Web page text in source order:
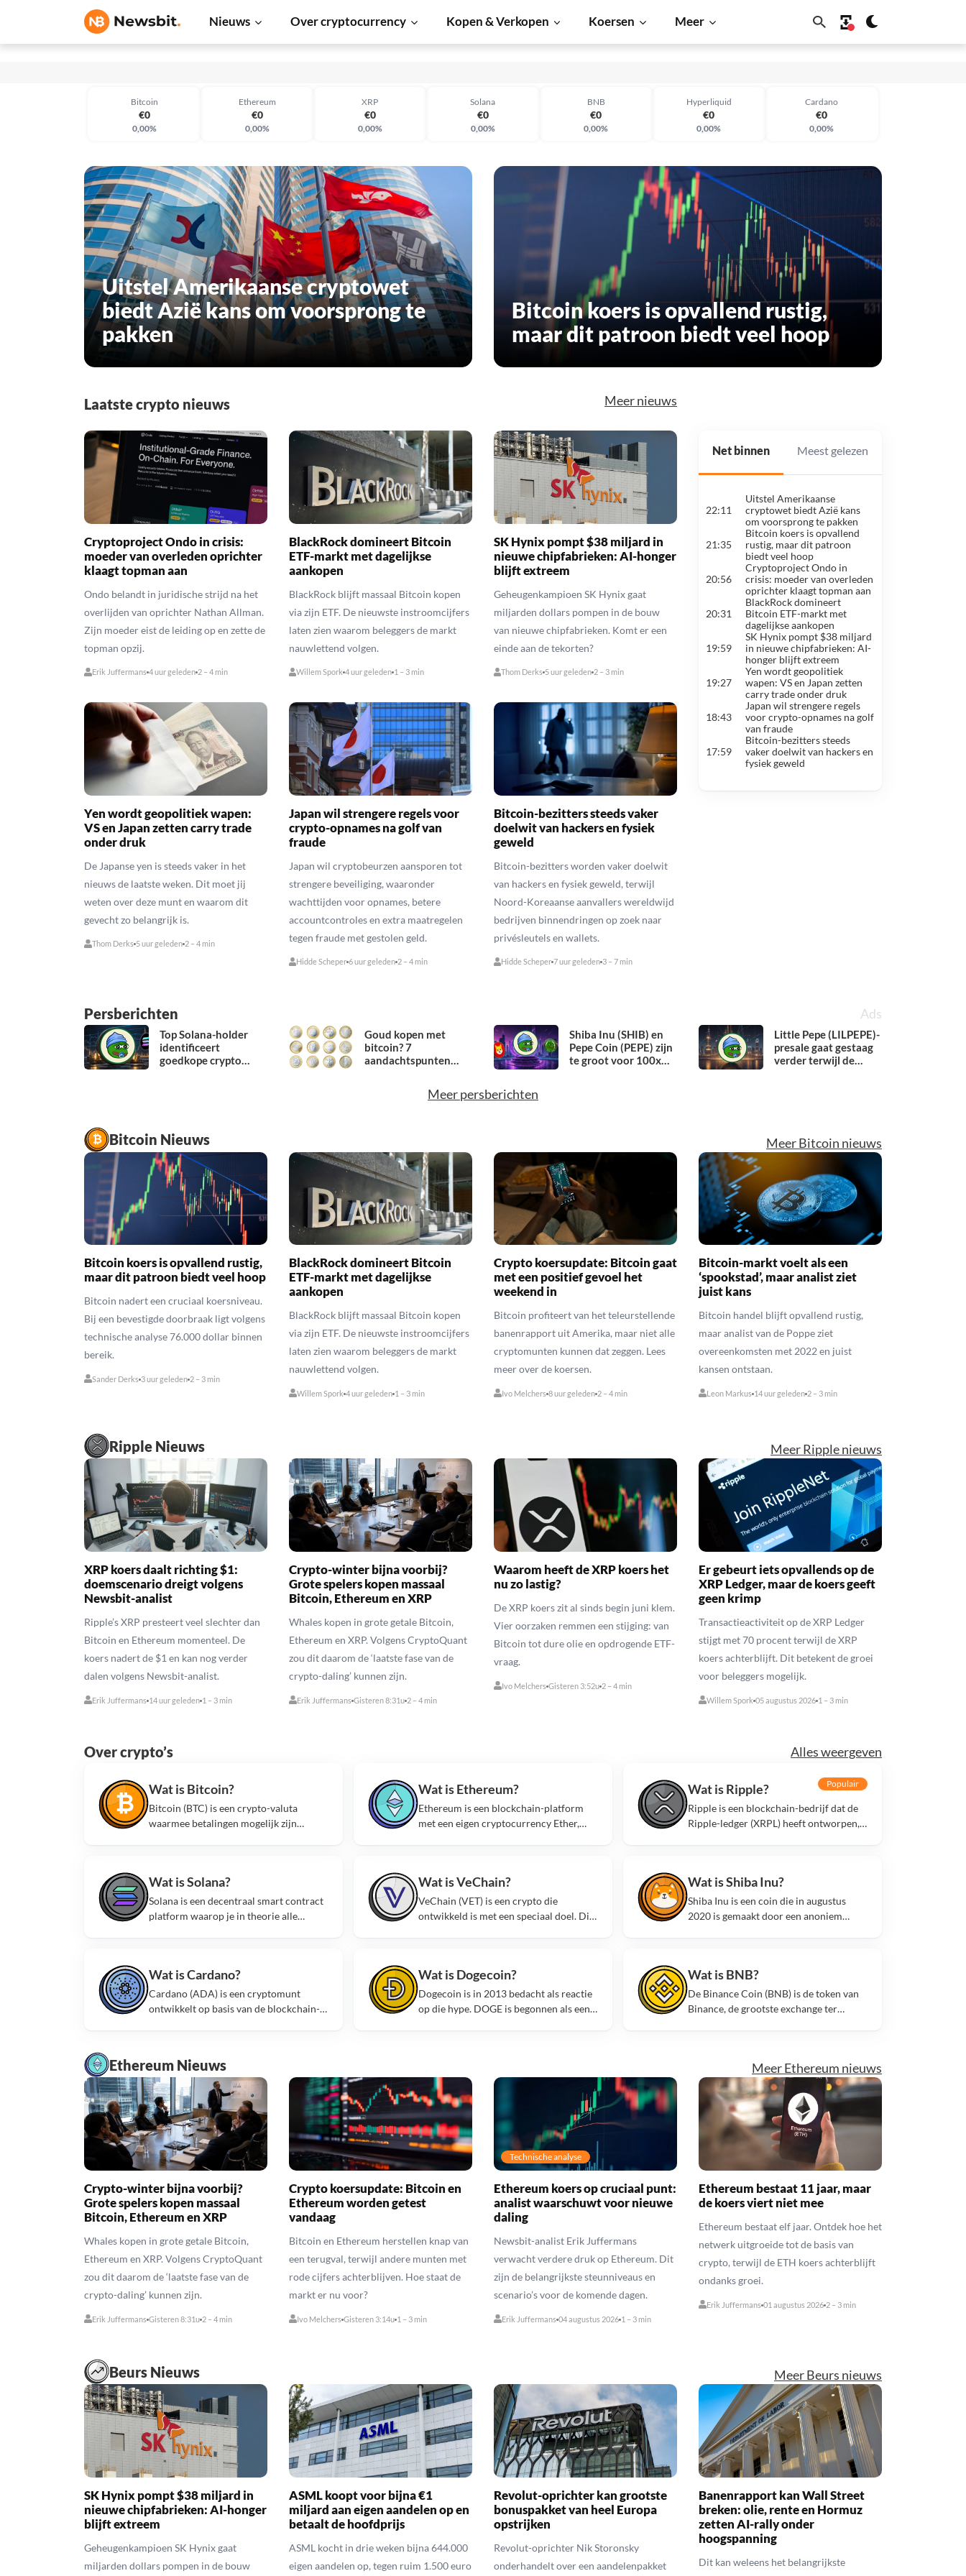
Nieuws Over cryptocurrency Kopen & Verkopen Koersen Meer
Bitcoin
€0
€0
€0
0,00%
Ethereum
€0
€0
0,00%
XRP
€0
€0
€0
0,00%
Solana
€0
€0
€0
0,00%
BNB
€0
€0
€0
0,00%
Hyperliquid
€0
€0
€0
0,00%
Cardano
€0
€0
€0
0,00%
Uitstel Amerikaanse cryptowet
biedt Azië kans om voorsprong te
pakken
Bitcoin koers is opvallend rustig,
maar dit patroon biedt veel hoop
Laatste crypto nieuws Meer nieuws
Cryptoproject Ondo in crisis:
moeder van overleden oprichter
klaagt topman aan
Ondo belandt in juridische strijd na het
overlijden van oprichter Nathan Allman.
Zijn moeder eist de leiding op en zette de
topman opzij.
Erik Juffermans 4 uur geleden 2 – 4 min
BlackRock domineert Bitcoin
ETF-markt met dagelijkse
aankopen
BlackRock blijft massaal Bitcoin kopen
via zijn ETF. De nieuwste instroomcijfers
laten zien waarom beleggers de markt
nauwlettend volgen.
Willem Spork 4 uur geleden 1 – 3 min
SK Hynix pompt $38 miljard in
nieuwe chipfabrieken: AI-honger
blijft extreem
Geheugenkampioen SK Hynix gaat
miljarden dollars pompen in de bouw
van nieuwe chipfabrieken. Komt er een
einde aan de tekorten?
Thom Derks 5 uur geleden 2 – 3 min
Yen wordt geopolitiek wapen:
VS en Japan zetten carry trade
onder druk
De Japanse yen is steeds vaker in het
nieuws de laatste weken. Dit moet jij
weten over deze munt en waarom dit
gevecht zo belangrijk is.
Thom Derks 5 uur geleden 2 – 4 min
Japan wil strengere regels voor
crypto-opnames na golf van
fraude
Japan wil cryptobeurzen aansporen tot
strengere beveiliging, waaronder
wachttijden voor opnames, betere
accountcontroles en extra maatregelen
tegen fraude met gestolen geld.
Hidde Scheper 6 uur geleden 2 – 4 min
Bitcoin-bezitters steeds vaker
doelwit van hackers en fysiek
geweld
Bitcoin-bezitters worden vaker doelwit
van hackers en fysiek geweld, terwijl
Noord-Koreaanse aanvallers wereldwijd
bedrijven binnendringen op zoek naar
privésleutels en wallets.
Hidde Scheper 7 uur geleden 3 – 7 min
Net binnen Meest gelezen
22:11
Uitstel Amerikaanse
cryptowet biedt Azië kans
om voorsprong te pakken
21:35
Bitcoin koers is opvallend
rustig, maar dit patroon
biedt veel hoop
20:56
Cryptoproject Ondo in
crisis: moeder van overleden
oprichter klaagt topman aan
20:31
BlackRock domineert
Bitcoin ETF-markt met
dagelijkse aankopen
19:59
SK Hynix pompt $38 miljard
in nieuwe chipfabrieken: AI-
honger blijft extreem
19:27
Yen wordt geopolitiek
wapen: VS en Japan zetten
carry trade onder druk
18:43
Japan wil strengere regels
voor crypto-opnames na golf
van fraude
17:59
Bitcoin-bezitters steeds
vaker doelwit van hackers en
fysiek geweld
Persberichten Ads
Top Solana-holder
identificeert
goedkope crypto
Goud kopen met
bitcoin? 7
aandachtspunten
Shiba Inu (SHIB) en
Pepe Coin (PEPE) zijn
te groot voor 100x
Little Pepe (LILPEPE)-
presale gaat gestaag
verder terwijl de
Meer persberichten
Bitcoin Nieuws Meer Bitcoin nieuws
Bitcoin koers is opvallend rustig,
maar dit patroon biedt veel hoop
Bitcoin nadert een cruciaal koersniveau.
Bij een bevestigde doorbraak ligt volgens
technische analyse 76.000 dollar binnen
bereik.
Sander Derks 3 uur geleden 2 – 3 min
BlackRock domineert Bitcoin
ETF-markt met dagelijkse
aankopen
BlackRock blijft massaal Bitcoin kopen
via zijn ETF. De nieuwste instroomcijfers
laten zien waarom beleggers de markt
nauwlettend volgen.
Willem Spork 4 uur geleden 1 – 3 min
Crypto koersupdate: Bitcoin gaat
met een positief gevoel het
weekend in
Bitcoin profiteert van het teleurstellende
banenrapport uit Amerika, maar niet alle
cryptomunten kunnen dat zeggen. Lees
meer over de koersen.
Ivo Melchers 8 uur geleden 2 – 4 min
Bitcoin-markt voelt als een
‘spookstad’, maar analist ziet
juist kans
Bitcoin handel blijft opvallend rustig,
maar analist van de Poppe ziet
overeenkomsten met 2022 en juist
kansen ontstaan.
Leon Markus 14 uur geleden 2 – 3 min
Ripple Nieuws Meer Ripple nieuws
XRP koers daalt richting $1:
doemscenario dreigt volgens
Newsbit-analist
Ripple’s XRP presteert veel slechter dan
Bitcoin en Ethereum momenteel. De
koers nadert de $1 en kan nog verder
dalen volgens Newsbit-analist.
Erik Juffermans 14 uur geleden 1 – 3 min
Crypto-winter bijna voorbij?
Grote spelers kopen massaal
Bitcoin, Ethereum en XRP
Whales kopen in grote getale Bitcoin,
Ethereum en XRP. Volgens CryptoQuant
zou dit daarom de ‘laatste fase van de
crypto-daling’ kunnen zijn.
Erik Juffermans Gisteren 8:31u 2 – 4 min
Waarom heeft de XRP koers het
nu zo lastig?
De XRP koers zit al sinds begin juni klem.
Vier oorzaken remmen een stijging: van
Bitcoin tot dure olie en opdrogende ETF-
vraag.
Ivo Melchers Gisteren 3:52u 2 – 4 min
Er gebeurt iets opvallends op de
XRP Ledger, maar de koers geeft
geen krimp
Transactieactiviteit op de XRP Ledger
stijgt met 70 procent terwijl de XRP
koers achterblijft. Dit betekent de groei
voor beleggers mogelijk.
Willem Spork 05 augustus 2026 1 – 3 min
Over crypto’s Alles weergeven
Wat is Bitcoin?
Bitcoin (BTC) is een crypto-valuta
waarmee betalingen mogelijk zijn
Wat is Ethereum?
Ethereum is een blockchain-platform
met een eigen cryptocurrency Ether,
Wat is Ripple? Populair
Ripple is een blockchain-bedrijf dat de
Ripple-ledger (XRPL) heeft ontworpen,
Wat is Solana?
Solana is een decentraal smart contract
platform waarop je in theorie alle
Wat is VeChain?
VeChain (VET) is een crypto die
ontwikkeld is met een speciaal doel. Dit
Wat is Shiba Inu?
Shiba Inu is een coin die in augustus
2020 is gemaakt door een anoniem
Wat is Cardano?
Cardano (ADA) is een cryptomunt
ontwikkelt op basis van de blockchain-
Wat is Dogecoin?
Dogecoin is in 2013 bedacht als reactie
op die hype. DOGE is begonnen als een
Wat is BNB?
De Binance Coin (BNB) is de token van
Binance, de grootste exchange ter
Ethereum Nieuws Meer Ethereum nieuws
Crypto-winter bijna voorbij?
Grote spelers kopen massaal
Bitcoin, Ethereum en XRP
Whales kopen in grote getale Bitcoin,
Ethereum en XRP. Volgens CryptoQuant
zou dit daarom de ‘laatste fase van de
crypto-daling’ kunnen zijn.
Erik Juffermans Gisteren 8:31u 2 – 4 min
Crypto koersupdate: Bitcoin en
Ethereum worden getest
vandaag
Bitcoin en Ethereum herstellen knap van
een terugval, terwijl andere munten met
rode cijfers achterblijven. Hoe staat de
markt er nu voor?
Ivo Melchers Gisteren 3:14u 1 – 3 min
Technische analyse
Ethereum koers op cruciaal punt:
analist waarschuwt voor nieuwe
daling
Newsbit-analist Erik Juffermans
verwacht verdere druk op Ethereum. Dit
zijn de belangrijkste steunniveaus en
scenario’s voor de komende dagen.
Erik Juffermans 04 augustus 2026 1 – 3 min
Ethereum bestaat 11 jaar, maar
de koers viert niet mee
Ethereum bestaat elf jaar. Ontdek hoe het
netwerk uitgroeide tot de basis van
crypto, terwijl de ETH koers achterblijft
ondanks groei.
Erik Juffermans 01 augustus 2026 2 – 3 min
Beurs Nieuws Meer Beurs nieuws
SK Hynix pompt $38 miljard in
nieuwe chipfabrieken: AI-honger
blijft extreem
Geheugenkampioen SK Hynix gaat
miljarden dollars pompen in de bouw
ASML koopt voor bijna €1
miljard aan eigen aandelen op en
betaalt de hoofdprijs
ASML kocht in drie weken bijna 644.000
eigen aandelen op, tegen ruim 1.500 euro
Revolut-oprichter kan grootste
bonuspakket van heel Europa
opstrijken
Revolut-oprichter Nik Storonsky
onderhandelt over een aandelenpakket
Banenrapport kan Wall Street
breken: olie, rente en Hormuz
zetten AI-rally onder
hoogspanning
Dit kan weleens het belangrijkste